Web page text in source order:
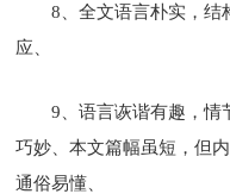
8、全文语言朴实，
应、
9、语言诙谐有趣，情
巧妙、本文篇幅虽短，但
通俗易懂、